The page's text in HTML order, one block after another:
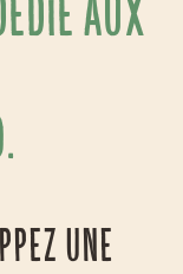
aux
une